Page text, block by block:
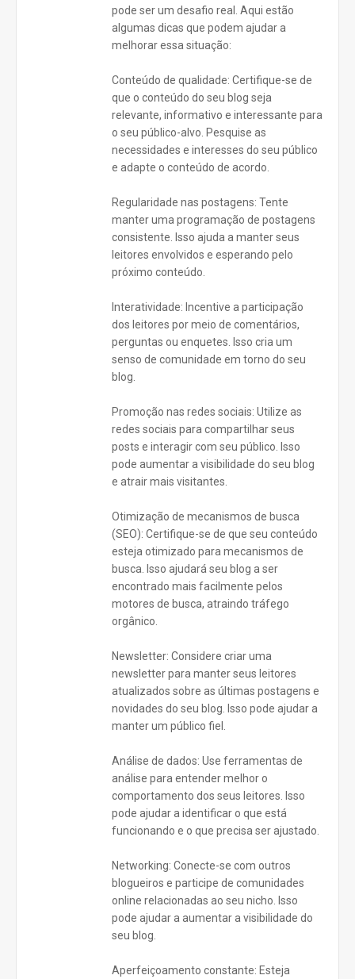
pode ser um desafio real. Aqui estão
algumas dicas que podem ajudar a
melhorar essa situação:
Conteúdo de qualidade: Certifique-se de
que o conteúdo do seu blog seja
relevante, informativo e interessante para
o seu público-alvo. Pesquise as
necessidades e interesses do seu público
e adapte o conteúdo de acordo.
Regularidade nas postagens: Tente
manter uma programação de postagens
consistente. Isso ajuda a manter seus
leitores envolvidos e esperando pelo
próximo conteúdo.
Interatividade: Incentive a participação
dos leitores por meio de comentários,
perguntas ou enquetes. Isso cria um
senso de comunidade em torno do seu
blog.
Promoção nas redes sociais: Utilize as
redes sociais para compartilhar seus
posts e interagir com seu público. Isso
pode aumentar a visibilidade do seu blog
e atrair mais visitantes.
Otimização de mecanismos de busca
(SEO): Certifique-se de que seu conteúdo
esteja otimizado para mecanismos de
busca. Isso ajudará seu blog a ser
encontrado mais facilmente pelos
motores de busca, atraindo tráfego
orgânico.
Newsletter: Considere criar uma
newsletter para manter seus leitores
atualizados sobre as últimas postagens e
novidades do seu blog. Isso pode ajudar a
manter um público fiel.
Análise de dados: Use ferramentas de
análise para entender melhor o
comportamento dos seus leitores. Isso
pode ajudar a identificar o que está
funcionando e o que precisa ser ajustado.
Networking: Conecte-se com outros
blogueiros e participe de comunidades
online relacionadas ao seu nicho. Isso
pode ajudar a aumentar a visibilidade do
seu blog.
Aperfeiçoamento constante: Esteja